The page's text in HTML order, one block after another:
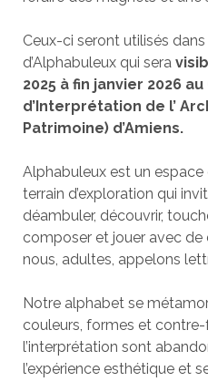
Ceux-ci seront utilisés
d’Alphabuleux qui sera
2025 à fin janvier 2026 au
d’Interprétation de l’
Patrimoine) d’Amiens.
Alphabuleux est un espace
terrain d’exploration qui
déambuler, découvrir,
composer et jouer avec
nous, adultes, appelons
Notre alphabet se
couleurs, formes et
l’interprétation sont
l’expérience esthétique et